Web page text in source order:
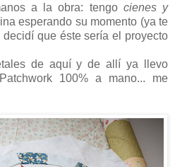
a la obra: tengo cienes y
esperando su momento (ya te
decidí que éste sería el proyecto
de aquí y de allí ya llevo
100% a mano... me